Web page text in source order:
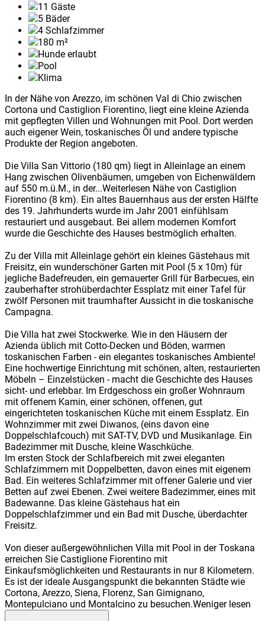
11 Gäste
5 Bäder
4 Schlafzimmer
180 m²
Hunde erlaubt
Pool
Klima
In der Nähe von Arezzo, im schönen Val di Chio zwischen
Cortona und Castiglion Fiorentino, liegt eine kleine Azienda
mit gepflegten Villen und Wohnungen mit Pool. Dort werden
auch eigener Wein, toskanisches Öl und andere typische
Produkte der Region angeboten.
Die Villa San Vittorio (180 qm) liegt in Alleinlage an einem
Hang zwischen Olivenbäumen, umgeben von Eichenwäldern
auf 550 m.ü.M., in der...Weiterlesen Nähe von Castiglion
Fiorentino (8 km). Ein altes Bauernhaus aus der ersten Hälfte
des 19. Jahrhunderts wurde im Jahr 2001 einfühlsam
restauriert und ausgebaut. Bei allem modernen Komfort
wurde die Geschichte des Hauses bestmöglich erhalten.
Zu der Villa mit Alleinlage gehört ein kleines Gästehaus mit
Freisitz, ein wunderschöner Garten mit Pool (5 x 10m) für
jegliche Badefreuden, ein gemauerter Grill für Barbecues, ein
zauberhafter strohüberdachter Essplatz mit einer Tafel für
zwölf Personen mit traumhafter Aussicht in die toskanische
Campagna.
Die Villa hat zwei Stockwerke. Wie in den Häusern der
Azienda üblich mit Cotto-Decken und Böden, warmen
toskanischen Farben - ein elegantes toskanisches Ambiente!
Eine hochwertige Einrichtung mit schönen, alten, restaurierten
Möbeln – Einzelstücken - macht die Geschichte des Hauses
sicht- und erlebbar. Im Erdgeschoss ein großer Wohnraum
mit offenem Kamin, einer schönen, offenen, gut
eingerichteten toskanischen Küche mit einem Essplatz. Ein
Wohnzimmer mit zwei Diwanos, (eins davon eine
Doppelschlafcouch) mit SAT-TV, DVD und Musikanlage. Ein
Badezimmer mit Dusche, kleine Waschküche.
Im ersten Stock der Schlafbereich mit zwei eleganten
Schlafzimmern mit Doppelbetten, davon eines mit eigenem
Bad. Ein weiteres Schlafzimmer mit offener Galerie und vier
Betten auf zwei Ebenen. Zwei weitere Badezimmer, eines mit
Badewanne. Das kleine Gästehaus hat ein
Doppelschlafzimmer und ein Bad mit Dusche, überdachter
Freisitz.
Von dieser außergewöhnlichen Villa mit Pool in der Toskana
erreichen Sie Castiglione Fiorentino mit
Einkaufsmöglichkeiten und Restaurants in nur 8 Kilometern.
Es ist der ideale Ausgangspunkt die bekannten Städte wie
Cortona, Arezzo, Siena, Florenz, San Gimignano,
Montepulciano und Montalcino zu besuchen.Weniger lesen